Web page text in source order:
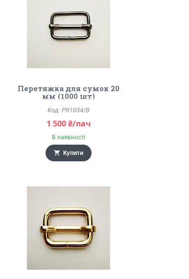
Перетяжка для сумок 20
мм (1000 шт)
PR1034/B
1 500 ₴/пач
В наявності
Купити